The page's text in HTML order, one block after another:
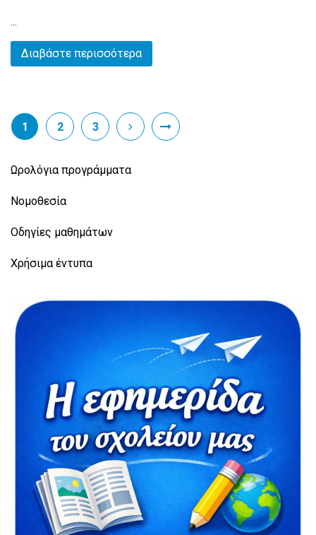
...
Διαβάστε περισσότερα
1 2 3
Ωρολόγια προγράμματα
Νομοθεσία
Οδηγίες μαθημάτων
Χρήσιμα έντυπα